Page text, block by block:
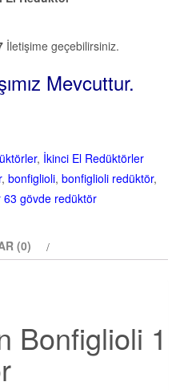
İletişime geçebilirsiniz.
Mevcuttur.
, İkinci El Redüktörler
, bonfiglioli, bonfiglioli redüktör,
63 gövde redüktör
(0)
Bonfiglioli 1